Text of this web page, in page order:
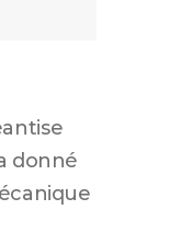
donné